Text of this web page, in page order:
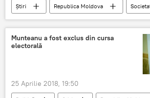
Știri Republica Moldova
Munteanu a fost exclus din cursa
electorală
25 Aprilie 2018, 19:50